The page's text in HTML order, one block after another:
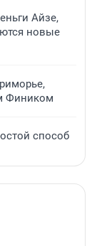
Айзе,
новые
Фиником
способ